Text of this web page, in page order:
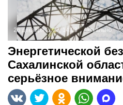
26 декабря 2023, 14:03 Актуально
Энергетической
Сахалинской
серьёзное